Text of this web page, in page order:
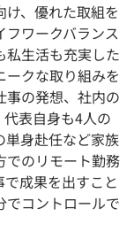
、優れた取組を
ワークバランス
私生活も充実した
クな取り組みを
事の発想、社内の
表自身も4人の
単身赴任など家族
でのリモート勤務
成果を出すこと
でコントロールで